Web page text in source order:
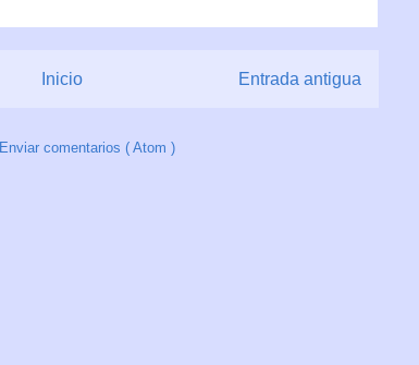
Entrada antigua
Inicio
Enviar comentarios ( Atom )